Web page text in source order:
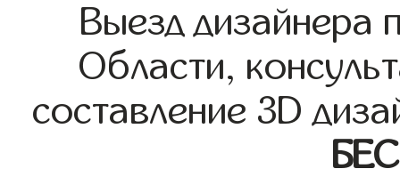
Выезд дизайнера
Области,
составление 3D